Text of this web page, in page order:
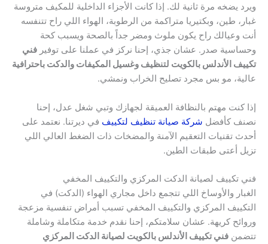
ويرد يضخه مرة ثانية لك. إذا كانت الأجزاء الداخلية للمكيف متروسة
غبار، طين، وبكتيريا متراكمة من الرطوبة، الهواء اللي راح تتنفسه
أنت وعيالك راح يكون ملوث ومضر جداً بالصحة ويسبب كحة
وحساسية صدر. عشان جذي، إحنا نركز في عملنا على توفير فني
تكييف الأندلس بالكويت لتنظيف وغسيل المكيفات والدكت باحترافية
عالية، مو بس مجرد تصليح الخراب ونمشي.
إذا كنت مهتم بالنظافة العميقة لجهازك وتبي شغل عدل، إحنا
نصنف كأفضل شركة صيانة تنظيف لتكييف في ديرتنا. نعتمد على
أحدث تقنيات التعقيم الآمنة والمضخات ذات الضغط العالي اللي
تزيل أعتى طبقات الطين.
فني تكييف لصيانة الدكت المركزي والتكييف المخفي
الغبار والأوساخ اللي تتجمع داخل مجاري الهواء (الدكت) في
التكييف المركزي والتكييف المخفي تسبب أمراض تنفسية مزعجة
وروائح كريهة. عشان سلامتكم، إحنا نقدم خدمة متكاملة وشاملة
تتضمن فني تكييف الأندلس بالكويت لصيانة الدكت المركزي